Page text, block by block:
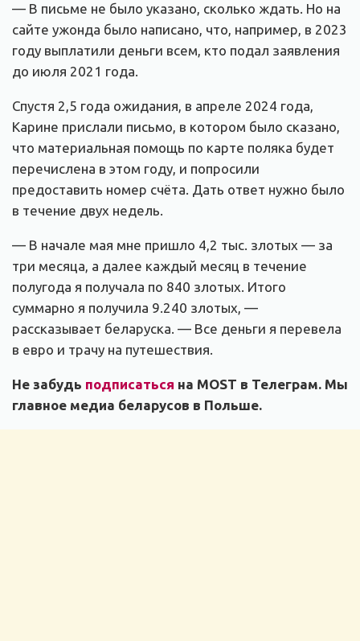
— В письме не было указано, сколько ждать. Но на
сайте ужонда было написано, что, например, в 2023
году выплатили деньги всем, кто подал заявления
до июля 2021 года.
Спустя 2,5 года ожидания, в апреле 2024 года,
Карине прислали письмо, в котором было сказано,
что материальная помощь по карте поляка будет
перечислена в этом году, и попросили
предоставить номер счёта. Дать ответ нужно было
в течение двух недель.
— В начале мая мне пришло 4,2 тыс. злотых — за
три месяца, а далее каждый месяц в течение
полугода я получала по 840 злотых. Итого
суммарно я получила 9.240 злотых, —
рассказывает беларуска. — Все деньги я перевела
в евро и трачу на путешествия.
Не забудь подписаться на MOST в Телеграм. Мы
главное медиа беларусов в Польше.